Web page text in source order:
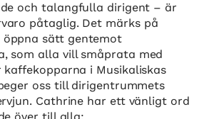
och talangfulla dirigent – är
påtaglig. Det märks på
öppna sätt gentemot
som alla vill småprata med
kaffekopparna i Musikaliskas
oss till dirigentrummets
Cathrine har ett vänligt ord
över till alla: